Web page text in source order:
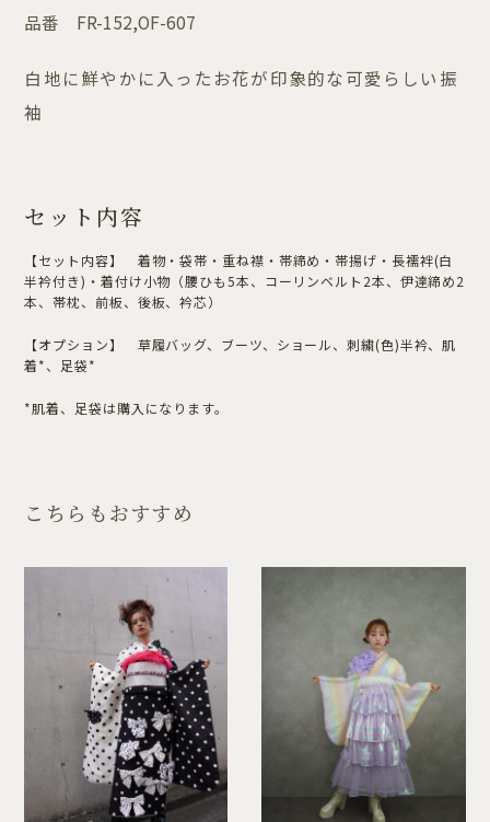
品番 FR-152,OF-607
白地に鮮やかに入ったお花が印象的な可愛らしい振
袖
セット内容
【セット内容】 着物・袋帯・重ね襟・帯締め・帯揚げ・長襦袢(白
半衿付き)・着付け小物（腰ひも5本、コーリンベルト2本、伊達締め2
本、帯枕、前板、後板、衿芯）
【オプション】 草履バッグ、ブーツ、ショール、刺繍(色)半衿、肌
着*、足袋*
*肌着、足袋は購入になります。
こちらもおすすめ